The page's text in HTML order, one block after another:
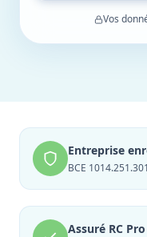
Vos
Entreprise
BCE 1014.251.301
Assuré RC Pro